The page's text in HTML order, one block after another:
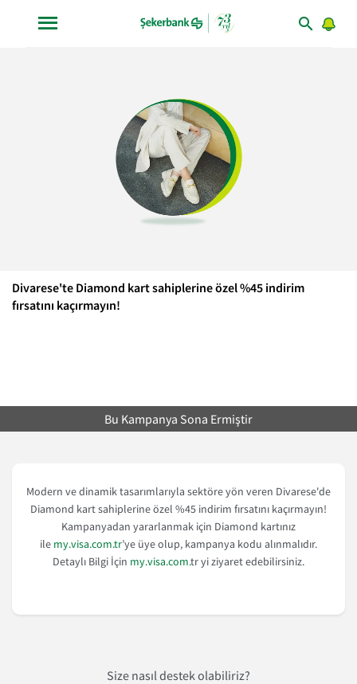
Divarese'te Diamond kart sahiplerine özel %45 indirim
fırsatını kaçırmayın!
Bu Kampanya Sona Ermiştir
Modern ve dinamik tasarımlarıyla sektöre yön veren Divarese'de
Diamond kart sahiplerine özel %45 indirim fırsatını kaçırmayın!
Kampanyadan yararlanmak için Diamond kartınız
ile my.visa.com.tr’ye üye olup, kampanya kodu alınmalıdır.
Detaylı Bilgi İçin my.visa.com.tr yi ziyaret edebilirsiniz.
Size nasıl destek olabiliriz?